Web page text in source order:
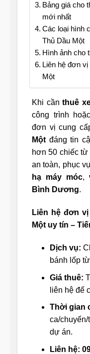
Bảng giá cho
mới nhất
Các loại hình
Thủ Dầu Một
Hình ảnh cho
Liên hệ đơn
Một
Khi cầnthuê
công trình
đơn vị cung
Một đáng tin
hơn 50 chiếc từ
an toàn, phục
hạ máy móc,
Bình Dương.
Liên hệ đơn
Một uy tín –
Dịch vụ:
bánh lốp
Giá thuê:
liên hệ để
Thời gian
ca/
dự án.
Liên hệ: